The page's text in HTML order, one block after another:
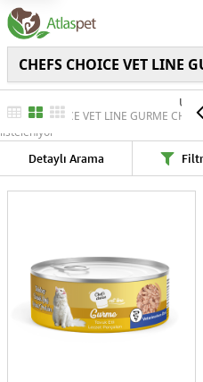
"CHEFS CHOICE VET LINE GURME
listeleniyor
Detaylı Arama